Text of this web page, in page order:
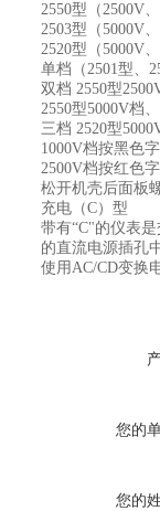
2550型（2500V
2503型（5000V
2520型（5000V
单档（2501型、
双档 2550型
2550型5000V档
三档 2520型
1000V档按黑色
2500V档按红色
松开机壳后面板
充电（C）型
带有“C"的仪表
的直流电源插孔
使用AC/CD变换
您的
您的